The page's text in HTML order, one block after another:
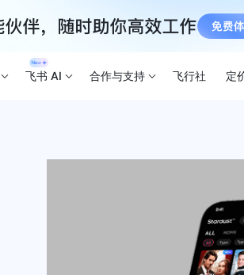
飞书 AI 合作与支持 飞行社 定